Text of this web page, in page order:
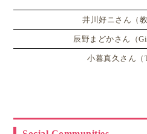
への理解を深めながら短期間
イギリス親子留学
か？
イギリスの英語教育は水準
のが特長です。
井川好ニさん（
辰野まどかさん（
小暮真久さん（